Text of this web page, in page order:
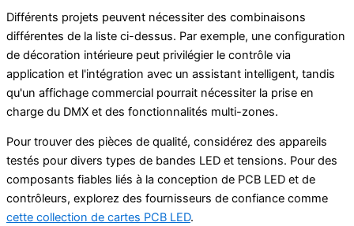
Différents projets peuvent nécessiter des combinaisons
différentes de la liste ci-dessus. Par exemple, une configuration
de décoration intérieure peut privilégier le contrôle via
application et l'intégration avec un assistant intelligent, tandis
qu'un affichage commercial pourrait nécessiter la prise en
charge du DMX et des fonctionnalités multi-zones.
Pour trouver des pièces de qualité, considérez des appareils
testés pour divers types de bandes LED et tensions. Pour des
composants fiables liés à la conception de PCB LED et de
contrôleurs, explorez des fournisseurs de confiance comme
cette collection de cartes PCB LED.